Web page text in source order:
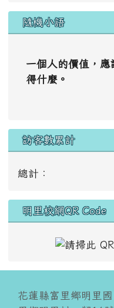
隨機小語
一個人的價值，
得什麼。
訪客數累計
總計：
明里校網QR Code
花蓮縣富里鄉明里